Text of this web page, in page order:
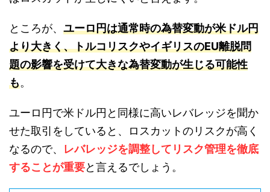
ところが、 ユーロ円は通常時の為替変動が米ドル円
より大きく、トルコリスクやイギリスのEU離脱問
題の影響を受けて大きな為替変動が生じる可能性
も。
ユーロ円で米ドル円と同様に高いレバレッジを聞か
せた取引をしていると、ロスカットのリスクが高く
なるので、 レバレッジを調整してリスク管理を徹底
することが重要と言えるでしょう。